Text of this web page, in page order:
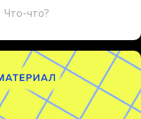
Что-что?